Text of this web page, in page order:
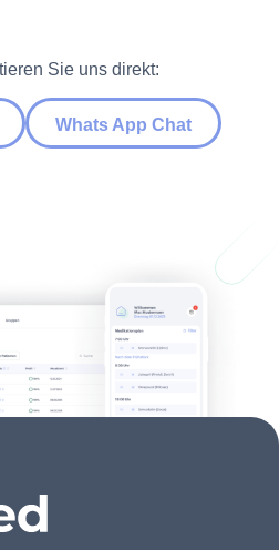
Sie uns direkt:
Whats App Chat